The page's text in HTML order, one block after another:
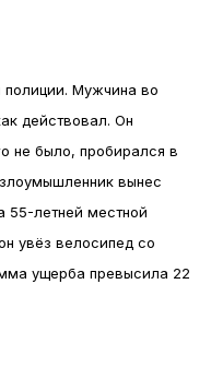
полиции. Мужчина во
действовал. Он
не было, пробирался в
вынес
55-летней местной
увёз велосипед со
ущерба превысила 22